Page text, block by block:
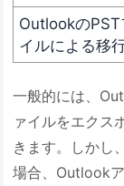
OutlookのPST
イルによる移
一般的には、
ァイルをエクス
きます。しかし
場合、Outlook